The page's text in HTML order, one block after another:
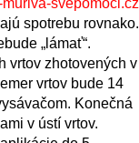
svepomoci.cz
spotrebu rovnako.
„lámať“.
vrtov zhotovených v
vrtov bude 14
Konečná
v ústí vrtov.